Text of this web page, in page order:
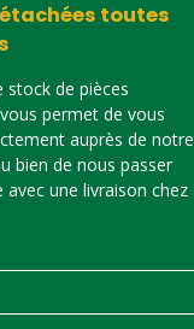
toutes
stock de pièces
permet de vous
auprès de notre
bien de nous passer
avec une livraison chez